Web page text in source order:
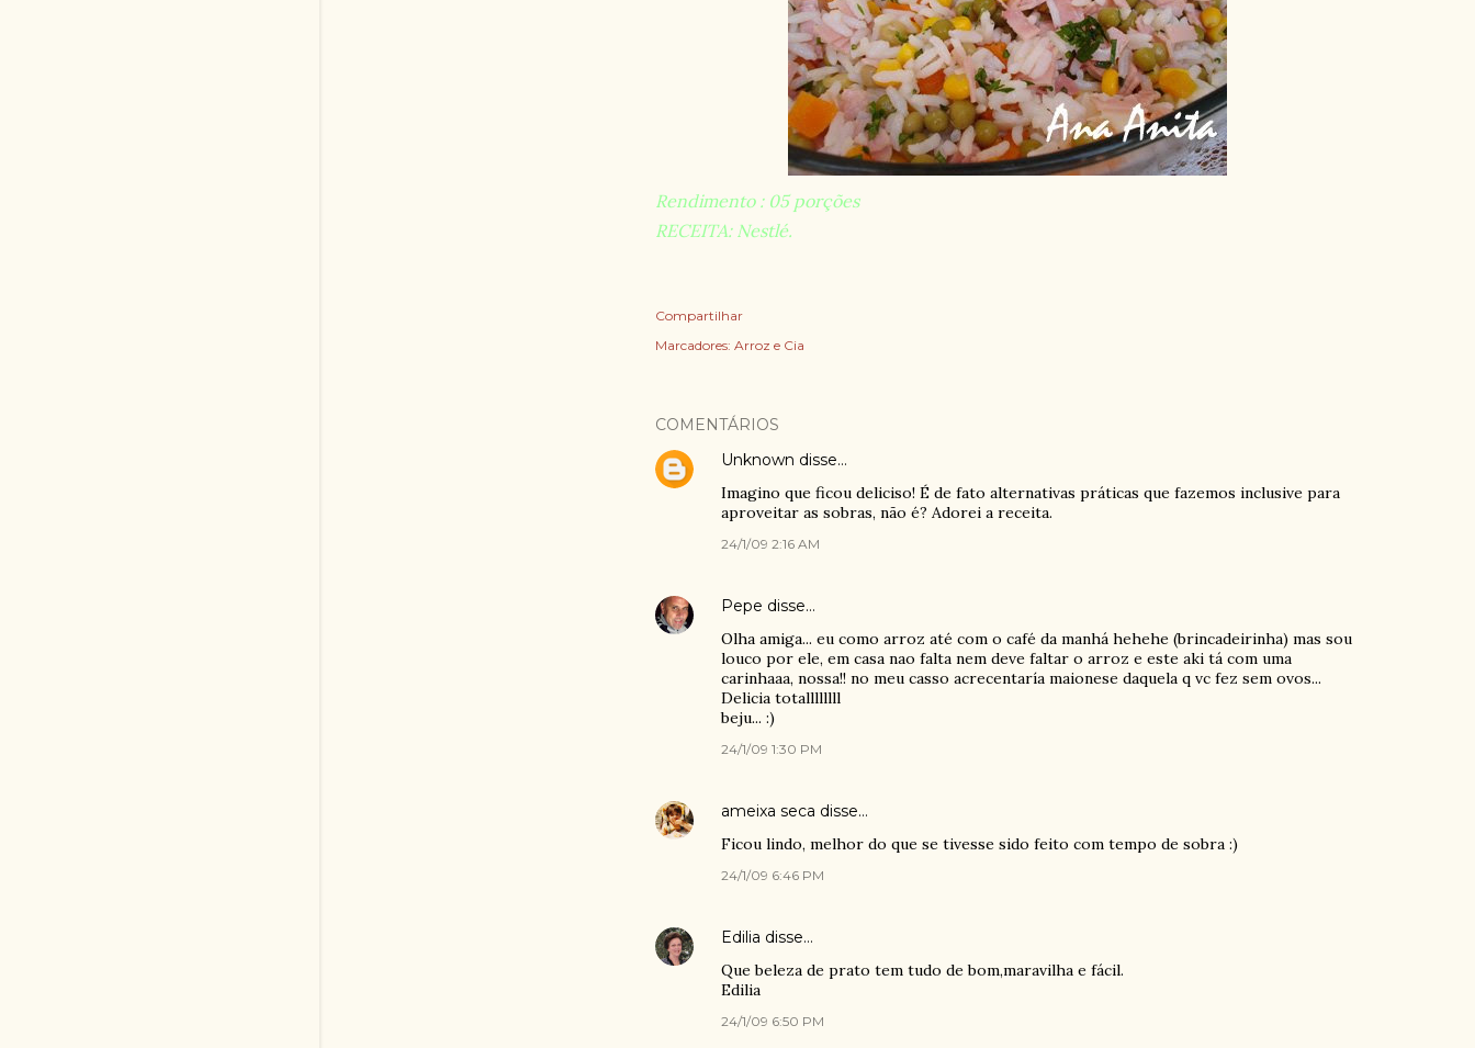
Rendimento : 05 porções
RECEITA: Nestlé.
Compartilhar
Marcadores: Arroz e Cia
COMENTÁRIOS
Unknown disse…
Imagino que ficou deliciso! É de fato alternativas práticas que fazemos inclusive para
aproveitar as sobras, não é? Adorei a receita.
24/1/09 2:16 AM
Pepe disse…
Olha amiga... eu como arroz até com o café da manhá hehehe (brincadeirinha) mas sou
louco por ele, em casa nao falta nem deve faltar o arroz e este aki tá com uma
carinhaaa, nossa!! no meu casso acrecentaría maionese daquela q vc fez sem ovos...
Delicia totallllllll
beju... :)
24/1/09 1:30 PM
ameixa seca disse…
Ficou lindo, melhor do que se tivesse sido feito com tempo de sobra :)
24/1/09 6:46 PM
Edilia disse…
Que beleza de prato tem tudo de bom,maravilha e fácil.
Edilia
24/1/09 6:50 PM